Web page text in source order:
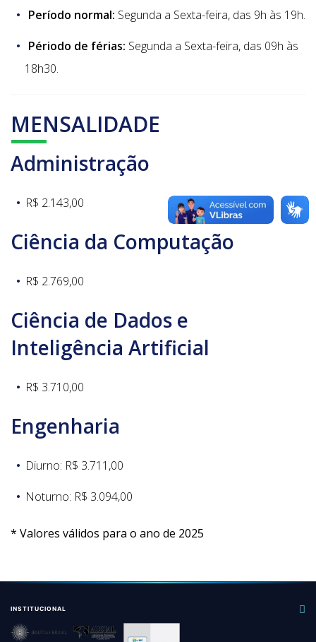
Período normal: Segunda a Sexta-feira, das 9h às 19h.
Périodo de férias: Segunda a Sexta-feira, das 09h às
18h30.
MENSALIDADE
Administração
R$ 2.143,00
Ciência da Computação
R$ 2.769,00
Ciência de Dados e
Inteligência Artificial
R$ 3.710,00
Engenharia
Diurno: R$ 3.711,00
Noturno: R$ 3.094,00
* Valores válidos para o ano de 2025
INSTITUCIONAL